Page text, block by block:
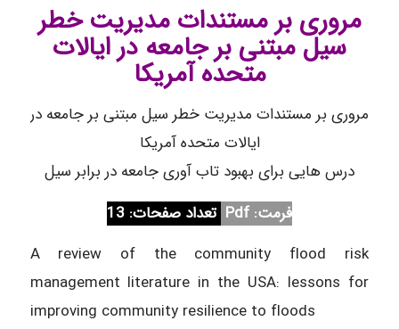
مروری بر مستندات مدیریت خطر
سیل مبتنی بر جامعه در ایالات
متحده آمریکا
مروری بر مستندات مدیریت خطر سیل مبتنی بر جامعه در
ایالات متحده آمریکا
درس هایی برای بهبود تاب آوری جامعه در برابر سیل
فرمت: Pdf
تعداد صفحات: 13
A review of the community flood risk
management literature in the USA: lessons for
improving community resilience to floods